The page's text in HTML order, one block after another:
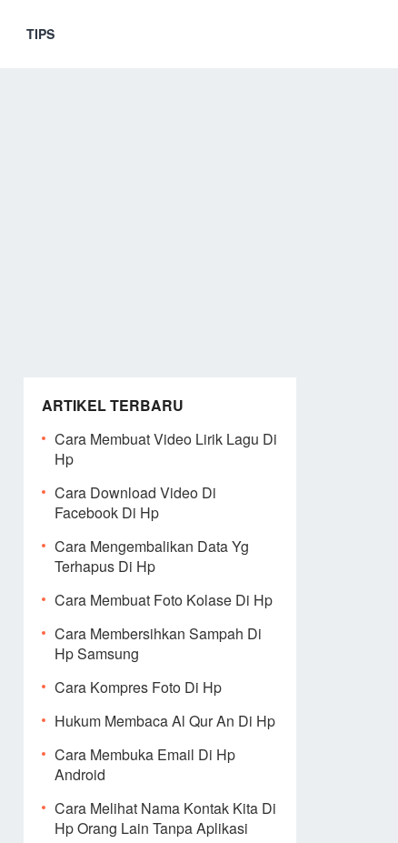
TIPS
ARTIKEL TERBARU
Cara Membuat Video Lirik Lagu Di
Hp
Cara Download Video Di
Facebook Di Hp
Cara Mengembalikan Data Yg
Terhapus Di Hp
Cara Membuat Foto Kolase Di Hp
Cara Membersihkan Sampah Di
Hp Samsung
Cara Kompres Foto Di Hp
Hukum Membaca Al Qur An Di Hp
Cara Membuka Email Di Hp
Android
Cara Melihat Nama Kontak Kita Di
Hp Orang Lain Tanpa Aplikasi